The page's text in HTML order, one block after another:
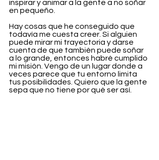
inspirar y animar a la gente a no soñar
en pequeño.
Hay cosas que he conseguido que
todavía me cuesta creer. Si alguien
puede mirar mi trayectoria y darse
cuenta de que también puede soñar
a lo grande, entonces habré cumplido
mi misión. Vengo de un lugar donde a
veces parece que tu entorno limita
tus posibilidades. Quiero que la gente
sepa que no tiene por qué ser así.